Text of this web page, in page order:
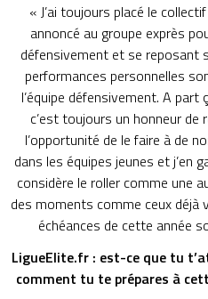
« J’ai toujours placé le
annoncé au groupe exprès
défensivement et se reposant
performances personnelles
l’équipe défensivement. A
c’est toujours un honneur de
l’opportunité de le faire à de
dans les équipes jeunes et j’en
considère le roller comme une
des moments comme ceux déjà
échéances de cette année
LigueElite.fr : est-ce que tu
comment tu te prépares à